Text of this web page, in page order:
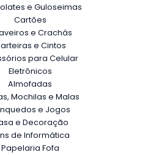
e Guloseimas
Cartões
e Crachás
e Cintos
para Celular
Eletrônicos
Almofadas
Mochilas e Malas
e Jogos
e Decoração
de Informática
Papelaria Fofa